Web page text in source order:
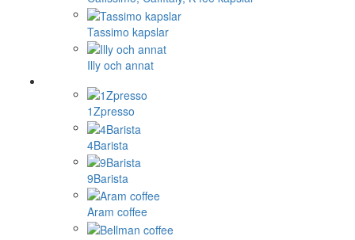
Tassimo kapslar
Illy och annat
1Zpresso
4Barista
9Barista
Aram coffee